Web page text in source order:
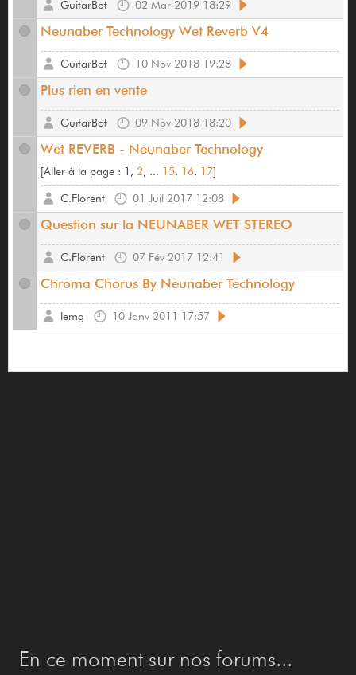
02 Mar 2019 18:29
GuitarBot
Neunaber Technology Wet Reverb V4
10 Nov 2018 19:28
GuitarBot
Plus rien en vente
09 Nov 2018 18:20
GuitarBot
Wet REVERB - Neunaber Technology
[Aller à la page : 1, 2, ... 15, 16, 17]
01 Juil 2017 12:08
C.Florent
Question sur la NEUNABER WET STEREO
07 Fév 2017 12:41
C.Florent
Chroma Chorus By Neunaber Technology
10 Janv 2011 17:57
lemg
En ce moment sur nos forums...